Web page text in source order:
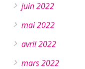
juin 2022
mai 2022
avril 2022
mars 2022